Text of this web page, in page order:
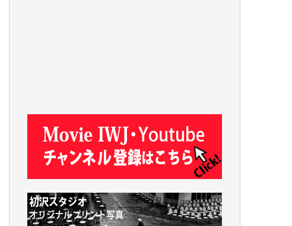
徳山匡 様
金 盛起 様
塩川 晃平 様
松本益美 様
井出 隆太 様
及川昭男 様
岩井祐子 様